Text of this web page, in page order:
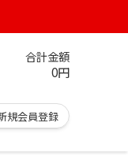
合計金額
0円
規会員登録